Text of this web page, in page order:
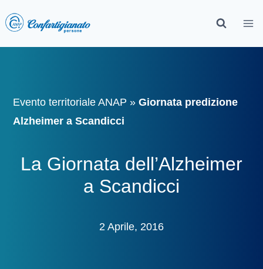
Evento territoriale ANAP »Giornata predizione
Alzheimer a Scandicci
La Giornata dell’Alzheimer
a Scandicci
2 Aprile, 2016